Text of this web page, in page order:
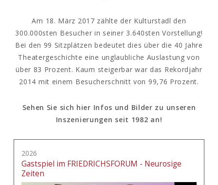
Am 18. März 2017 zählte der Kulturstadl den
300.000sten Besucher in seiner 3.640sten Vorstellung!
Bei den 99 Sitzplätzen bedeutet dies über die 40 Jahre
Theatergeschichte eine unglaubliche Auslastung von
über 83 Prozent. Kaum steigerbar war das Rekordjahr
2014 mit einem Besucherschnitt von 99,76 Prozent.
Sehen Sie sich hier Infos und Bilder zu unseren
Inszenierungen seit 1982 an!
2026
Gastspiel im FRIEDRICHSFORUM - Neurosige
Zeiten